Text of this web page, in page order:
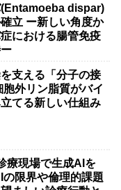
dispar)
立 ー新しい角度か
における腸管免疫
支える「分子の接
外リン脂質がバイ
てる新しい仕組み
療現場で生成AIを
限界や倫理的課題